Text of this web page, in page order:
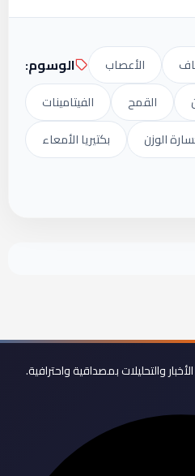
الوسوم: الأعصاب
الفيتامينات
القمح
بكتيريا الأمعاء
الوزن
والتحليلات بمصداقية واحترافية.